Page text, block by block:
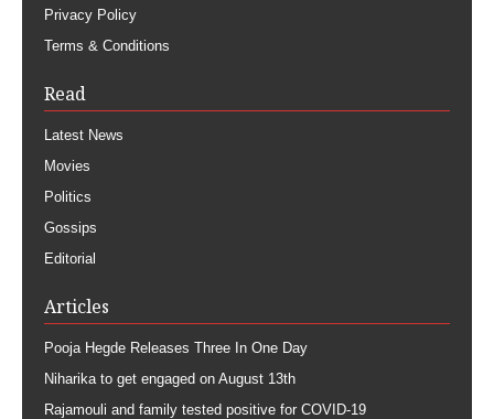
Privacy Policy
Terms & Conditions
Read
Latest News
Movies
Politics
Gossips
Editorial
Articles
Pooja Hegde Releases Three In One Day
Niharika to get engaged on August 13th
Rajamouli and family tested positive for COVID-19